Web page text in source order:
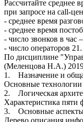
Рассчитайте среднее
при запросе на call-
- среднее время
- среднее время
- число звонков в час
- число операторов 21.
По дисциплине
(Меленцова Н.А.)
1. Назначение и
Основные технологии
2. Логическая
Характеристика
3. Основные
Дерево описания